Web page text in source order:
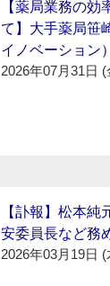
【薬局業務の効
て】大手薬局笹
イノベーション）
2026年07月31日 (
【訃報】松本純
安委員長など務
2026年03月19日 (